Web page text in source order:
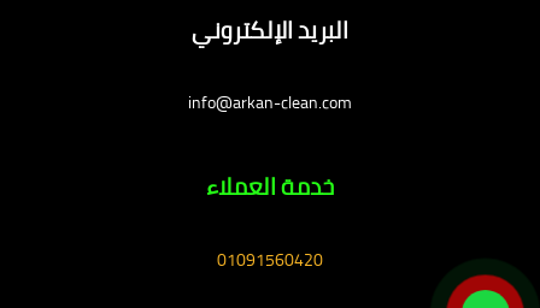
البريد الإلكتروني
info@arkan-clean.com
خدمة العملاء
01091560420